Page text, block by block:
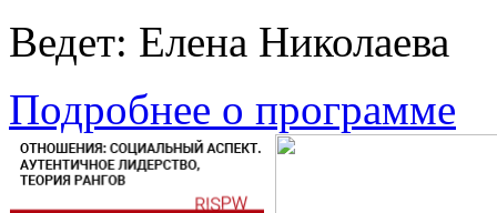
Ведет: Елена Николаева
Подробнее о программе